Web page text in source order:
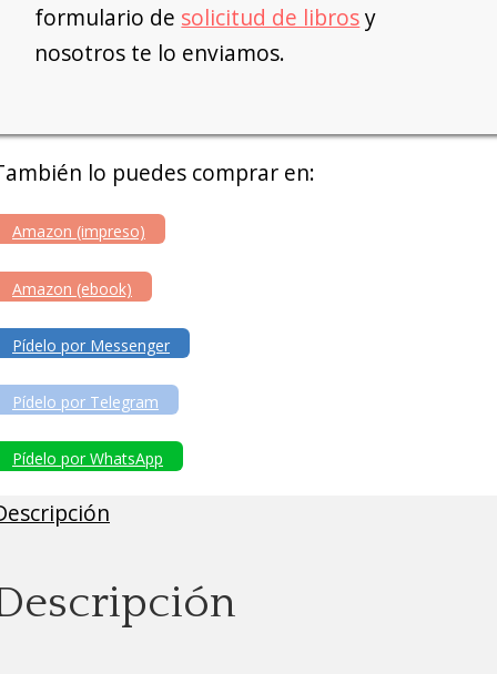
formulario de solicitud de librosy
nosotros te lo enviamos.
lo puedes comprar en:
Amazon (impreso)
Amazon (ebook)
Pídelo por Messenger
Pídelo por Telegram
Pídelo por WhatsApp